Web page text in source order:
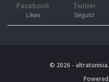
Facebook
Likes
Twitter
Seguici
© 2026 -
Powered